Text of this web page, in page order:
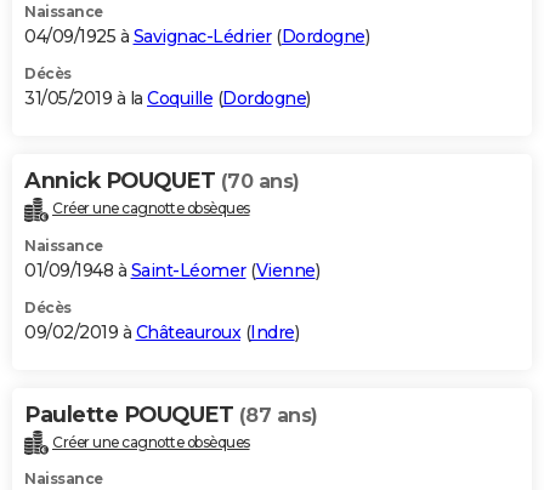
Naissance
04/09/1925 à Savignac-Lédrier(Dordogne)
Décès
31/05/2019 à la Coquille (Dordogne)
Annick POUQUET (70 ans)
Créer une cagnotte obsèques
Naissance
01/09/1948 à Saint-Léomer(Vienne)
Décès
09/02/2019 à Châteauroux (Indre)
Paulette POUQUET (87 ans)
Créer une cagnotte obsèques
Naissance